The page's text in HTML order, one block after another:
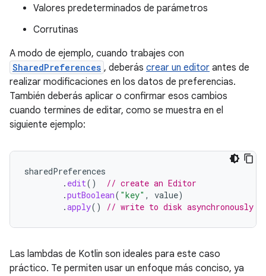
Valores predeterminados de parámetros
Corrutinas
A modo de ejemplo, cuando trabajes con
SharedPreferences , deberás crear un editor antes de
realizar modificaciones en los datos de preferencias.
También deberás aplicar o confirmar esos cambios
cuando termines de editar, como se muestra en el
siguiente ejemplo:
sharedPreferences
. edit()
// create an Editor
.putBoolean( "key" , value)
.apply() // write to disk asynchronously
Las lambdas de Kotlin son ideales para este caso
práctico. Te permiten usar un enfoque más conciso, ya